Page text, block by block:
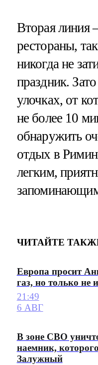
Вторая линия
рестораны,
никогда не
праздник.
улочках, от
не более 10
обнаружить
отдых в
легким,
ЧИТАЙТЕ
Европа просит
газ, но только не
21:49
6 АВГ
В зоне СВО
наемник,
Залужный